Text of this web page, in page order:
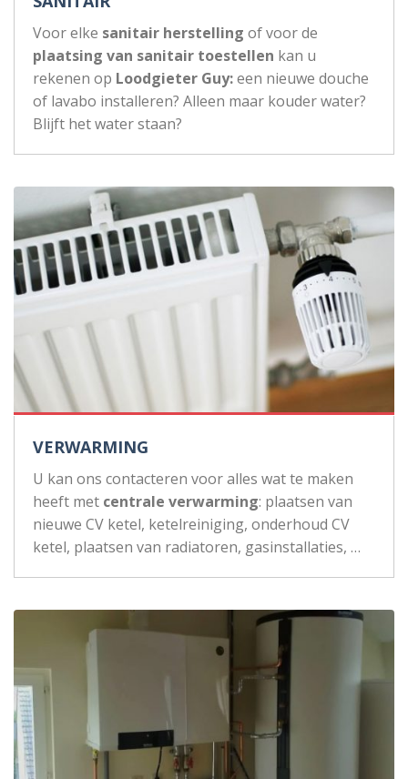
Voor elke sanitair herstelling of voor de
plaatsing van sanitair toestellen kan u
rekenen op Loodgieter Guy:een nieuwe douche
of lavabo installeren? Alleen maar kouder water?
Blijft het water staan?
VERWARMING
U kan ons contacteren voor alles wat te maken
heeft met centrale verwarming: plaatsen van
nieuwe CV ketel, ketelreiniging, onderhoud CV
ketel, plaatsen van radiatoren, gasinstallaties, …